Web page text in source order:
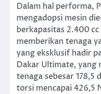
Dalam hal performa,
mengadopsi mesin
berkapasitas 2.400 cc
memberikan tenaga
yang eksklusif hadir
Dakar Ultimate, yang
tenaga sebesar 178,5
torsi mencapai 426,5